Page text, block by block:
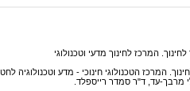
המרכז לחינוך מדעי וטכנולוגי